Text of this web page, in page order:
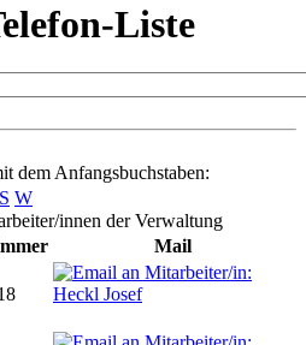
Liste
dem Anfangsbuchstaben:
S W
innen der Verwaltung
Mail